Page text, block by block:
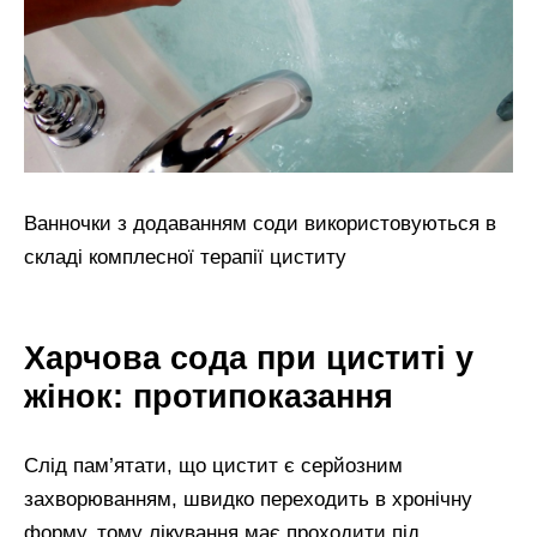
Ванночки з додаванням соди використовуються в
складі комплесної терапії циститу
Харчова сода при циститі у
жінок: протипоказання
Слід пам’ятати, що цистит є серйозним
захворюванням, швидко переходить в хронічну
форму, тому лікування має проходити під